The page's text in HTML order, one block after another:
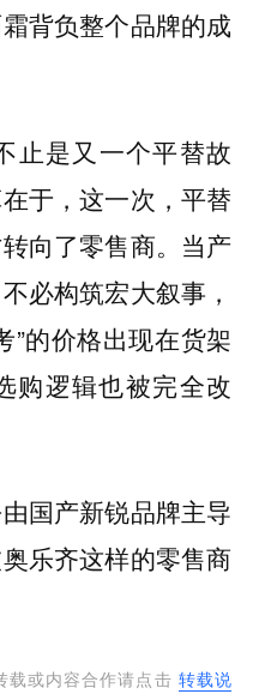
背负整个品牌的成
止是又一个平替故
于，这一次，平替
向了零售商。当产
必构筑宏大叙事，
”的价格出现在货架
购逻辑也被完全改
国产新锐品牌主导
乐齐这样的零售商
载或内容合作请点击 转载说